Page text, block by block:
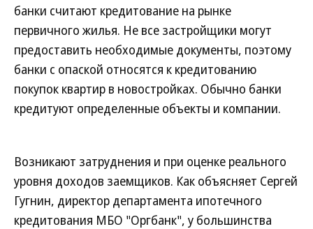
банки считают кредитование на рынке
первичного жилья. Не все застройщики могут
предоставить необходимые документы, поэтому
банки с опаской относятся к кредитованию
покупок квартир в новостройках. Обычно банки
кредитуют определенные объекты и компании.
Возникают затруднения и при оценке реального
уровня доходов заемщиков. Как объясняет Сергей
Гугнин, директор департамента ипотечного
кредитования МБО "Оргбанк", у большинства